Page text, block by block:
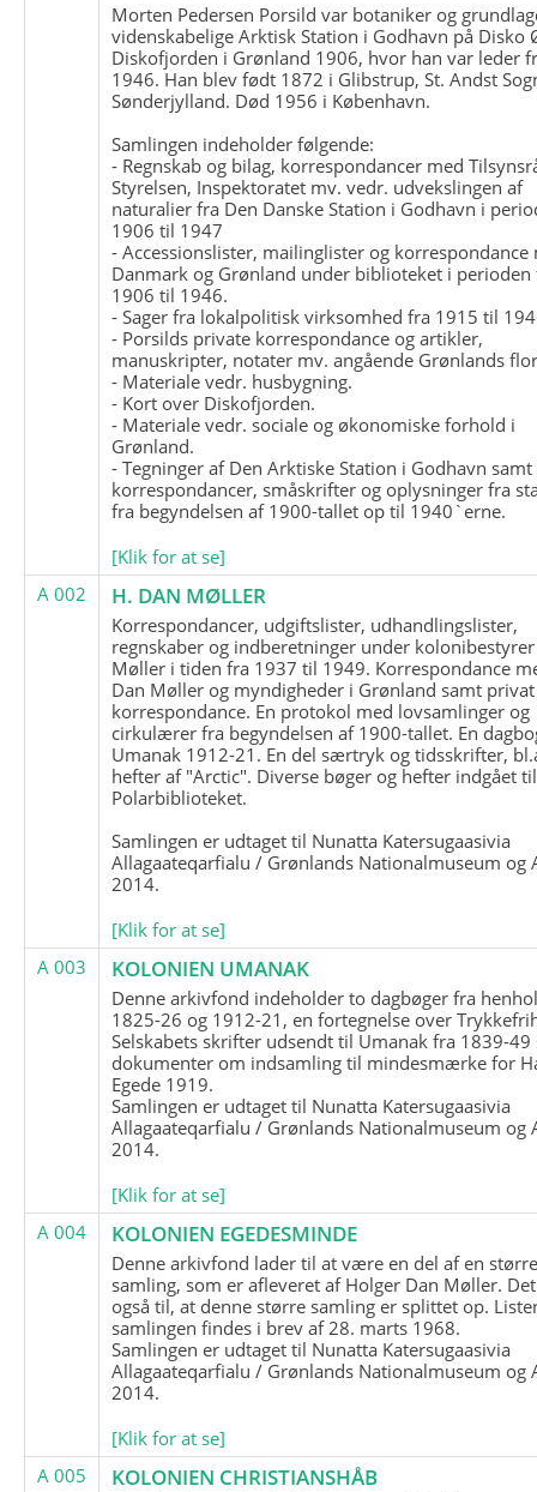
Morten Pedersen Porsild var botaniker og
videnskabelige Arktisk Station i Godhavn på Disko
Diskofjorden i Grønland 1906, hvor han var leder
1946. Han blev født 1872 i Glibstrup, St. Andst
Sønderjylland. Død 1956 i København.
Samlingen indeholder følgende:
- Regnskab og bilag, korrespondancer med
Styrelsen, Inspektoratet mv. vedr. udvekslingen af
naturalier fra Den Danske Station i Godhavn i
1906 til 1947
- Accessionslister, mailinglister og korrespondance
Danmark og Grønland under biblioteket i perioden
1906 til 1946.
- Sager fra lokalpolitisk virksomhed fra 1915 til
- Porsilds private korrespondance og artikler,
manuskripter, notater mv. angående Grønlands
- Materiale vedr. husbygning.
- Kort over Diskofjorden.
- Materiale vedr. sociale og økonomiske forhold i
Grønland.
- Tegninger af Den Arktiske Station i Godhavn
korrespondancer, småskrifter og oplysninger fra
fra begyndelsen af 1900-tallet op til 1940`erne.
[Klik for at se]
A 002
H. DAN MØLLER
Korrespondancer, udgiftslister, udhandlingslister,
regnskaber og indberetninger under
Møller i tiden fra 1937 til 1949. Korrespondance
Dan Møller og myndigheder i Grønland samt privat
korrespondance. En protokol med lovsamlinger og
cirkulærer fra begyndelsen af 1900-tallet. En
Umanak 1912-21. En del særtryk og tidsskrifter,
hefter af "Arctic". Diverse bøger og hefter indgået til
Polarbiblioteket.
Samlingen er udtaget til Nunatta Katersugaasivia
Allagaateqarfialu / Grønlands Nationalmuseum og
2014.
[Klik for at se]
A 003
KOLONIEN UMANAK
Denne arkivfond indeholder to dagbøger fra
1825-26 og 1912-21, en fortegnelse over
Selskabets skrifter udsendt til Umanak fra 1839-49
dokumenter om indsamling til mindesmærke for
Egede 1919.
Samlingen er udtaget til Nunatta Katersugaasivia
Allagaateqarfialu / Grønlands Nationalmuseum og
2014.
[Klik for at se]
A 004
KOLONIEN EGEDESMINDE
Denne arkivfond lader til at være en del af en
samling, som er afleveret af Holger Dan Møller.
også til, at denne større samling er splittet op.
samlingen findes i brev af 28. marts 1968.
Samlingen er udtaget til Nunatta Katersugaasivia
Allagaateqarfialu / Grønlands Nationalmuseum og
2014.
[Klik for at se]
A 005
KOLONIEN CHRISTIANSHÅB